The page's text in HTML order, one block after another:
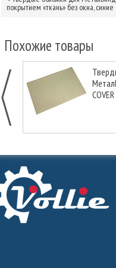
покрытием «ткань» без окна, синие
Похожие товары